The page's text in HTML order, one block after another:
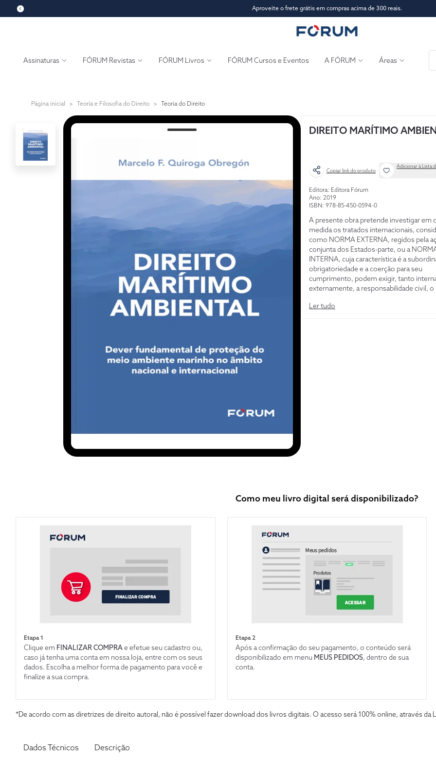
Aproveite o frete grátis em compras acima de 300 reais.
Assinaturas FÓRUM Revistas FÓRUM Livros FÓRUM Cursos e Eventos A FÓRUM Áreas
Página inicial > Teoría e Filosofia do Direito > Teoria do Direito
DIREITO MARÍTIMO
Copiar link do produto
Adicionar à Lista
Editora: Editora Fórum
Ano: 2019
ISBN: 978-85-450-0594-0
A presente obra pretende investigar em
medida os tratados internacionais,
como NORMA EXTERNA, regidos pela
conjunta dos Estados-parte, ou a
INTERNA, cuja característica é a
obrigatoriedade e a coerção para seu
cumprimento, podem exigir, tanto
externamente, a responsabilidade civil, o
aplicação de sanções quando se tratar da
Ler tudo
Como meu livro digital será disponibilizado?
Etapa 1
Clique em FINALIZAR COMPRAe efetue seu cadastro ou,
caso já tenha uma conta em nossa loja, entre com os seus
dados. Escolha a melhor forma de pagamento para você e
finalize a sua compra.
Etapa 2
Após a confirmação do seu pagamento, o conteúdo será
disponibilizado em menu MEUS PEDIDOS, dentro de sua
conta.
*De acordo com as diretrizes de direito autoral, não é possível fazer download dos livros digitais. O acesso será 100% online, através da
Dados Técnicos Descrição